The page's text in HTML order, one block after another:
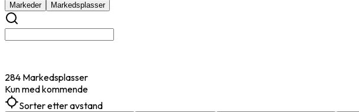
Markeder Markedsplasser
284 Markedsplasser
Kun med kommende
Sorter etter avstand